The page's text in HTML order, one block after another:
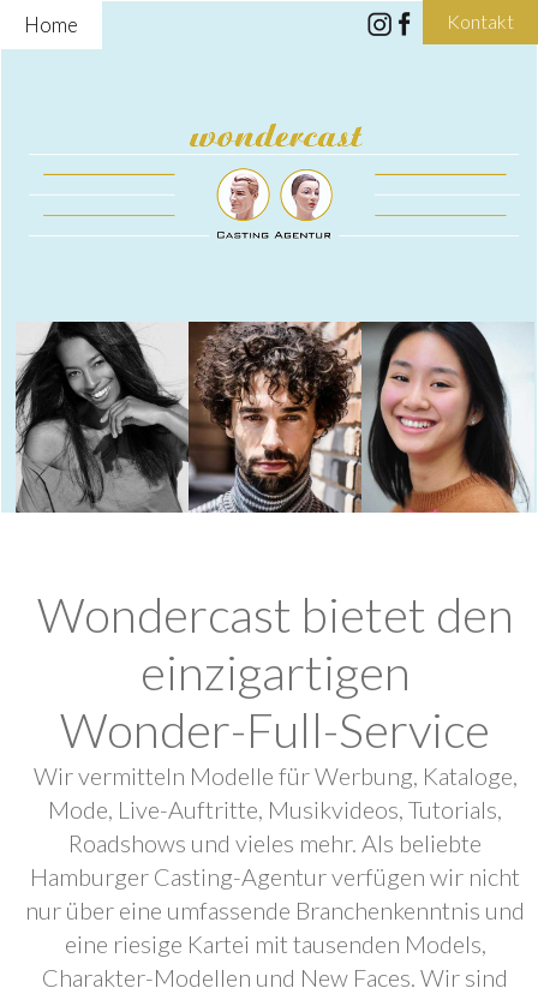
Home Kontakt
Wondercast bietet den
einzigartigen
Wonder-Full-Service
Wir vermitteln Modelle für Werbung, Kataloge,
Mode, Live-Auftritte, Musikvideos, Tutorials,
Roadshows und vieles mehr. Als beliebte
Hamburger Casting-Agentur verfügen wir nicht
nur über eine umfassende Branchenkenntnis und
eine riesige Kartei mit tausenden Models,
Charakter-Modellen und New Faces. Wir sind